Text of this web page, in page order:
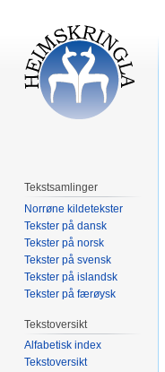
Tekstsamlinger
Norrøne kildetekster
Tekster på dansk
Tekster på norsk
Tekster på svensk
Tekster på islandsk
Tekster på færøysk
Tekstoversikt
Alfabetisk index
Tekstoversikt